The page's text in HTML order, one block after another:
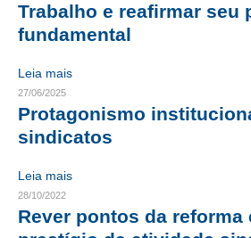
COMPOSIÇÃO
CONSELHOS ASSESSORES
PERSONALIDADES DA TECNOLOGIA
NÚCLEO DA MULHER ENGENHEIRA
JURÍDICO
CONSULTORIA
Trabalho e reafirmar seu
fundamental
Leia mais
27/06/2025
Protagonismo
sindicatos
Leia mais
28/10/2022
Rever pontos da reforma